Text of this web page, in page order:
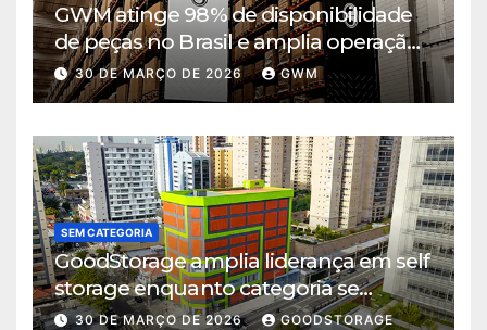
GWM atinge 98% de disponibilidade
de peças no Brasil e amplia operação
logística em Cajamar
30 DE MARÇO DE 2026 GWM
SEM CATEGORIA
GoodStorage amplia liderança em self
storage enquanto categoria se
consolida em São Paulo
30 DE MARÇO DE 2026 GOODSTORAGE